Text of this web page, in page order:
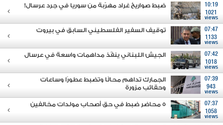
10:19
1021
views
ضبط صواريخ غراد مهرّبة من سوريا في جرد عرسال!
07:47
1133
views
توقيف السفير الفلسطيني السابق في بيروت
07:42
1018
views
الجيش اللبناني ينفّذ مداهمات واسعة في عرسال
07:39
943
views
الجمارك تداهم محالًا وتضبط عطورًا وساعات
وحقائب مزورة
07:37
1058
views
5 محاضر ضبط في حق أصحاب مولدات مخالفين